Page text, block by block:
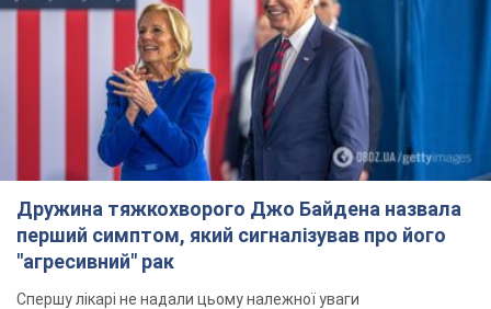
Дружина тяжкохворого Джо Байдена назвала
перший симптом, який сигналізував про його
"агресивний" рак
Спершу лікарі не надали цьому належної уваги